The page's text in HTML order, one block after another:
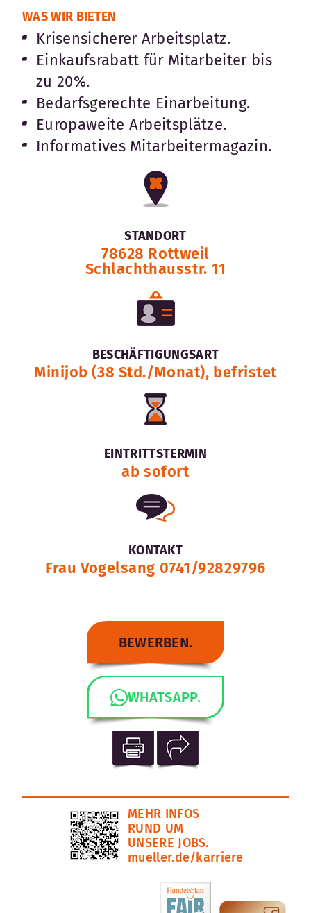
WAS WIR BIETEN
Krisensicherer Arbeitsplatz.
Einkaufsrabatt für Mitarbeiter bis
zu 20%.
Bedarfsgerechte Einarbeitung.
Europaweite Arbeitsplätze.
Informatives Mitarbeitermagazin.
STANDORT
78628 Rottweil
Schlachthausstr. 11
BESCHÄFTIGUNGSART
Minijob (38 Std./Monat), befristet
EINTRITTSTERMIN
ab sofort
KONTAKT
Frau Vogelsang 0741/92829796
BEWERBEN.
WHATSAPP.
MEHR INFOS
RUND UM
UNSERE JOBS.
mueller.de/karriere